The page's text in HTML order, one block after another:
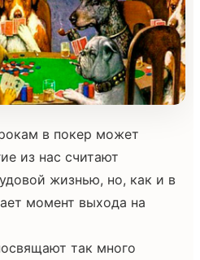
в покер может
из нас считают
жизнью, но, как и в
момент выхода на
так много